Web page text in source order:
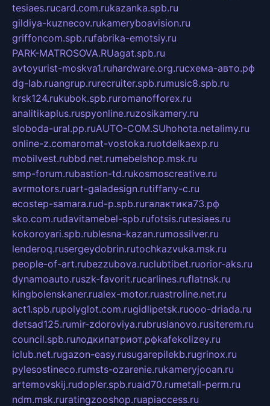
tesiaes.rucard.com.rukazanka.spb.ru
gildiya-kuznecov.rukameryboavision.ru
griffoncom.spb.rufabrika-emotsiy.ru
PARK-MATROSOVA.RUagat.spb.ru
avtoyurist-moskva1.ruhardware.org.ruсхема-авто.рф
dg-lab.ruangrup.rurecruiter.spb.rumusic8.spb.ru
krsk124.rukubok.spb.ruromanofforex.ru
analitikaplus.ruspyonline.ruzosikamery.ru
sloboda-ural.pp.ruAUTO-COM.SUhohota.netalimy.ru
online-z.comaromat-vostoka.ruotdelkaexp.ru
mobilvest.rubbd.net.rumebelshop.msk.ru
smp-forum.rubastion-td.rukosmoscreative.ru
avrmotors.ruart-galadesign.rutiffany-c.ru
ecostep-samara.rud-p.spb.ruгалактика73.рф
sko.com.rudavitamebel-spb.rufotsis.rutesiaes.ru
kokoroyari.spb.rublesna-kazan.rumossilver.ru
lenderoq.rusergeydobrin.rutochkazvuka.msk.ru
people-of-art.rubezzubova.ruclubtibet.ruorior-aks.ru
dynamoauto.ruszk-favorit.rucarlines.ruflatnsk.ru
kingbolenskaner.rualex-motor.ruastroline.net.ru
act1.spb.rupolyglot.com.rugidlipetsk.ruooo-driada.ru
detsad125.rumir-zdoroviya.rubruslanovo.rusiterem.ru
council.spb.ruлодкипатриот.рфkafekolizey.ru
iclub.net.rugazon-easy.rusugarepilekb.rugrinox.ru
pylesostineco.rumsts-ozarenie.rukameryjooan.ru
artemovskij.rudopler.spb.ruaid70.rumetall-perm.ru
ndm.msk.ruratingzooshop.ruapiaccess.ru